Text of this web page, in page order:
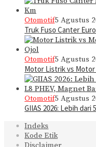
Otomotif5 Agustus
Truk Fuso Canter
Otomotif5 Agustus
Motor Listrik vs
Otomotif5 Agustus
GIIAS 2026: Lebih
Indeks
Kode Etik